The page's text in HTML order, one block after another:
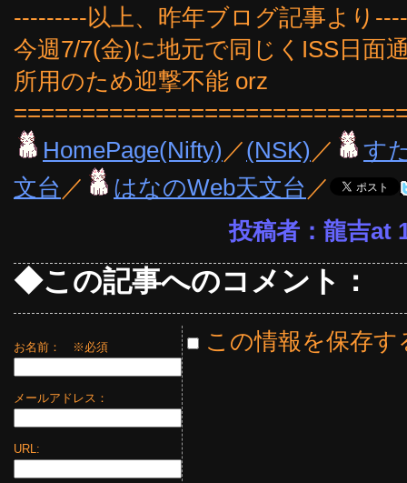
---------以上、昨年ブログ記事より
今週7/7(金)に地元で同じくISS日面
所用のため迎撃不能 orz
HomePage(Nifty) ／(NSK) ／
す
文台 ／ はなのWeb天文台 ／
投稿者：龍吉at
◆この記事へのコメント：
お名前： ※必須
メールアドレス：
URL:
この情報を保存す